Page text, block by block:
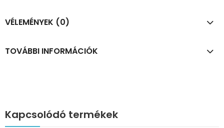
VÉLEMÉNYEK (0)
TOVÁBBI INFORMÁCIÓK
Kapcsolódó termékek